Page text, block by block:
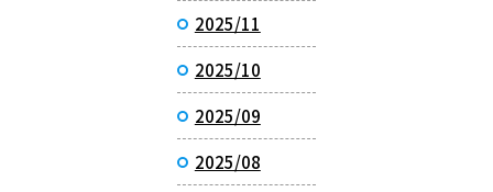
2025/11
2025/10
2025/09
2025/08